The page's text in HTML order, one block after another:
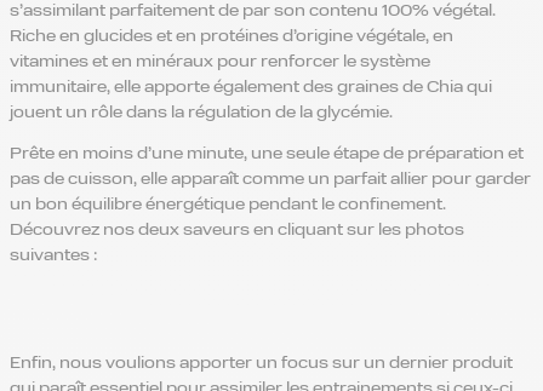
s’assimilant parfaitement de par son contenu 100% végétal.
Riche en glucides et en protéines d’origine végétale, en
vitamines et en minéraux pour renforcer le système
immunitaire, elle apporte également des graines de Chia qui
jouent un rôle dans la régulation de la glycémie.
Prête en moins d’une minute, une seule étape de préparation et
pas de cuisson, elle apparaît comme un parfait allier pour garder
un bon équilibre énergétique pendant le confinement.
Découvrez nos deux saveurs en cliquant sur les photos
suivantes :
Enfin, nous voulions apporter un focus sur un dernier produit